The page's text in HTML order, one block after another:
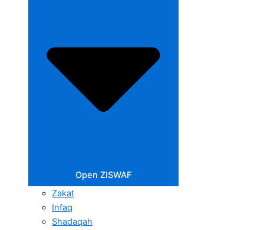
Open ZISWAF
Zakat
Infaq
Shadaqah